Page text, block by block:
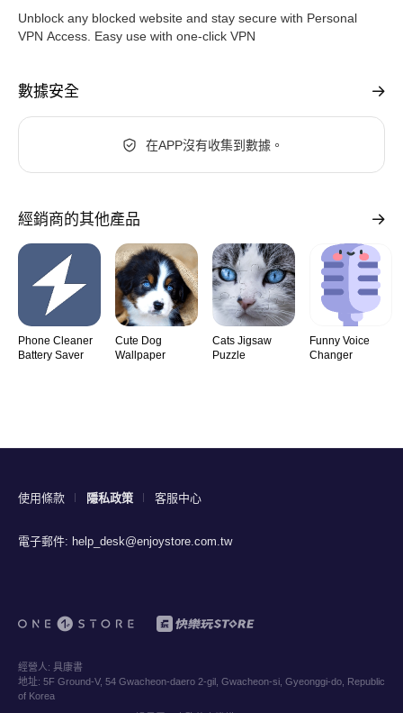
Unblock any blocked website and stay secure with Personal
VPN Access. Easy use with one-click VPN
數據安全
在APP沒有收集到數據。
經銷商的其他產品
Phone Cleaner
Battery Saver
Cute Dog
Wallpaper
Cats Jigsaw
Puzzle
Funny Voice
Changer
使用條款 隱私政策 客服中心
電子郵件: help_desk@enjoystore.com.tw
經營人: 具康書
地址: 5F Ground-V, 54 Gwacheon-daero 2-gil, Gwacheon-si, Gyeonggi-do, Republic
of Korea